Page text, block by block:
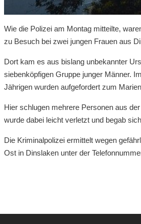
Wie die Polizei am Montag mitteilte,
zu Besuch bei zwei jungen Frauen aus
Dort kam es aus bislang unbekannter
siebenköpfigen Gruppe junger Männer.
Jährigen wurden aufgefordert zum
Hier schlugen mehrere Personen aus
wurde dabei leicht verletzt und begab
Die Kriminalpolizei ermittelt wegen
Ost in Dinslaken unter der